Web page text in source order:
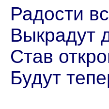
Радости
Выкрадут
Став
Будут